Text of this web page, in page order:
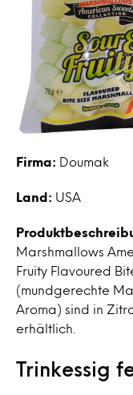
Firma: Doumak
Land: USA
Marshmallows
Fruity Flavoured
(mundgerechte
Aroma) sind in
erhältlich.
Trinkessig